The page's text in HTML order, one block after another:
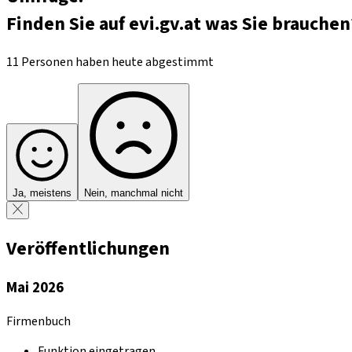
Finden Sie auf evi.gv.at was Sie
11 Personen haben heute abgestimmt
Ja, meistens Nein, manchmal nicht
Veröffentlichungen
Mai 2026
Firmenbuch